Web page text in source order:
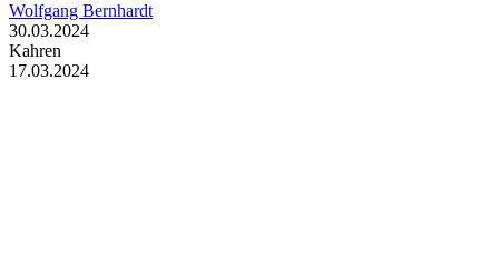
Wolfgang Bernhardt
30.03.2024
Kahren
17.03.2024